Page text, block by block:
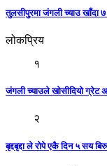
तुलसीपुरमा जंगली च्याउ खाँदा ७
लोकप्रिय
१
जंगली च्याउले खोसीदियो ग्रेट
२
बृद्दबृद्दा ले रोपे एकै दिन ५ सय